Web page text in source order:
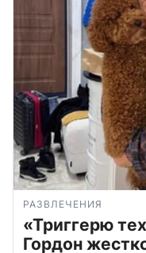
РАЗВЛЕЧЕНИЯ
«Триггерю
Гордон